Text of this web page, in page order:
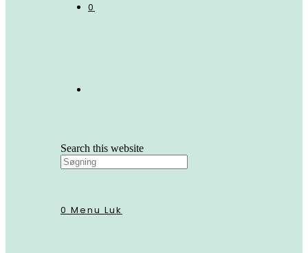
0
Search this website
0 Menu Luk